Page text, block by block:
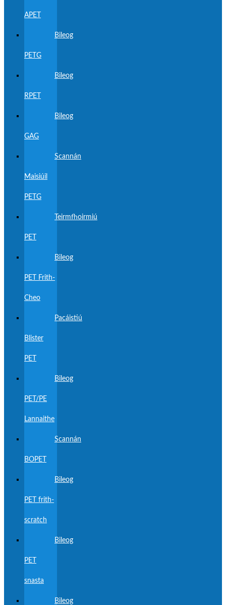
APET
Bileog
PETG
Bileog
RPET
Bileog
GAG
Scannán
Maisiúil
PETG
Teirmfhoirmiú
PET
Bileog
PET Frith-
Cheo
Pacáistiú
Blister
PET
Bileog
PET/PE
Lannaithe
Scannán
BOPET
Bileog
PET frith-
scratch
Bileog
PET
snasta
Bileog